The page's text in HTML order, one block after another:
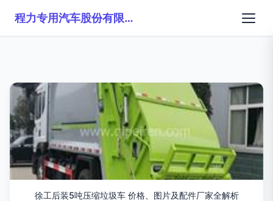
程力专用汽车股份有限公司销售二十六分公司
徐工后装5吨压缩垃圾车 价格、图片及配件厂家全解析